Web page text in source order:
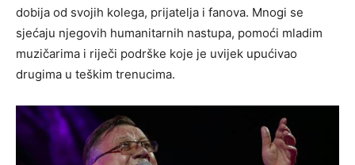
dobija od svojih kolega, prijatelja i fanova. Mnogi se
sjećaju njegovih humanitarnih nastupa, pomoći mladim
muzičarima i riječi podrške koje je uvijek upućivao
drugima u teškim trenucima.